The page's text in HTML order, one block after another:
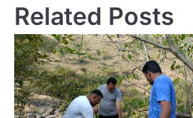
Related Posts